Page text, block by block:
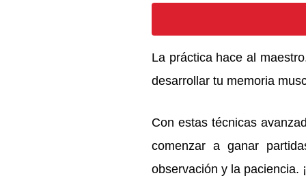
La práctica hace al
desarrollar tu memoria
Con estas técnicas
comenzar a ganar
observación y la paciencia.